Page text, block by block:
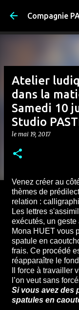
Atelier
dans la
Samedi 10
Studio
le mai 19, 2017
Venez créer au
thèmes de
relation :
Les lettres
exécutés, un
Mona HUET vous
spatule en
frais. Ce procédé
réapparaître le
Il force à travailler
l’on veut sans
Si vous avez des
spatules en